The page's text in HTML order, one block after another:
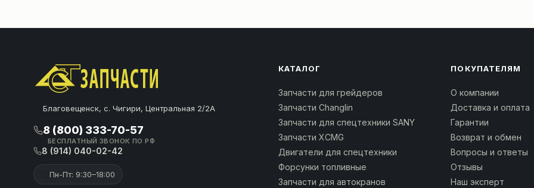
Благовещенск, с. Чигири, Центральная 2/2А
8 (800) 333-70-57
БЕСПЛАТНЫЙ ЗВОНОК ПО РФ
8 (914) 040-02-42
Пн-Пт: 9:30–18:00
КАТАЛОГ
Запчасти для грейдеров
Запчасти Changlin
Запчасти для спецтехники SANY
Запчасти XCMG
Двигатели для спецтехники
Форсунки топливные
Запчасти для автокранов
ПОКУПАТЕЛЯМ
О компании
Доставка и оплата
Гарантии
Возврат и обмен
Вопросы и ответы
Отзывы
Наш эксперт